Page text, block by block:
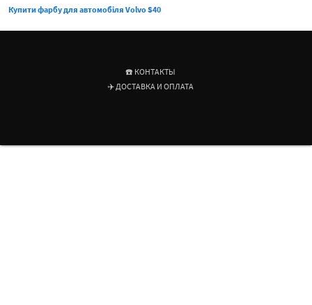
Купити фарбу для автомобіля Volvo S40
☎️ КОНТАКТЫ
✈️ ДОСТАВКА И ОПЛАТА